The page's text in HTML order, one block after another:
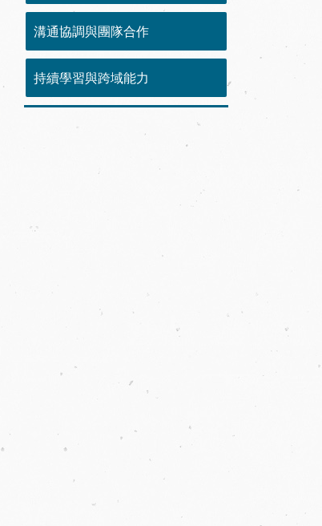
溝通協調與團隊合作
持續學習與跨域能力